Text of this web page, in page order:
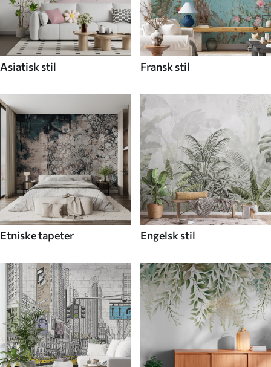
Asiatisk stil Fransk stil
Etniske tapeter Engelsk stil